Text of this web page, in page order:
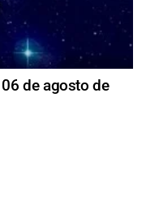
de agosto de